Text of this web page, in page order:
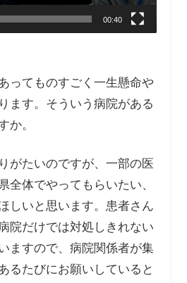
00:40
てものすごく一生懸命や
ます。そういう病院がある
か。
がたいのですが、一部の医
全体でやってもらいたい、
しいと思います。患者さん
院だけでは対処しきれない
ますので、病院関係者が集
るたびにお願いしていると